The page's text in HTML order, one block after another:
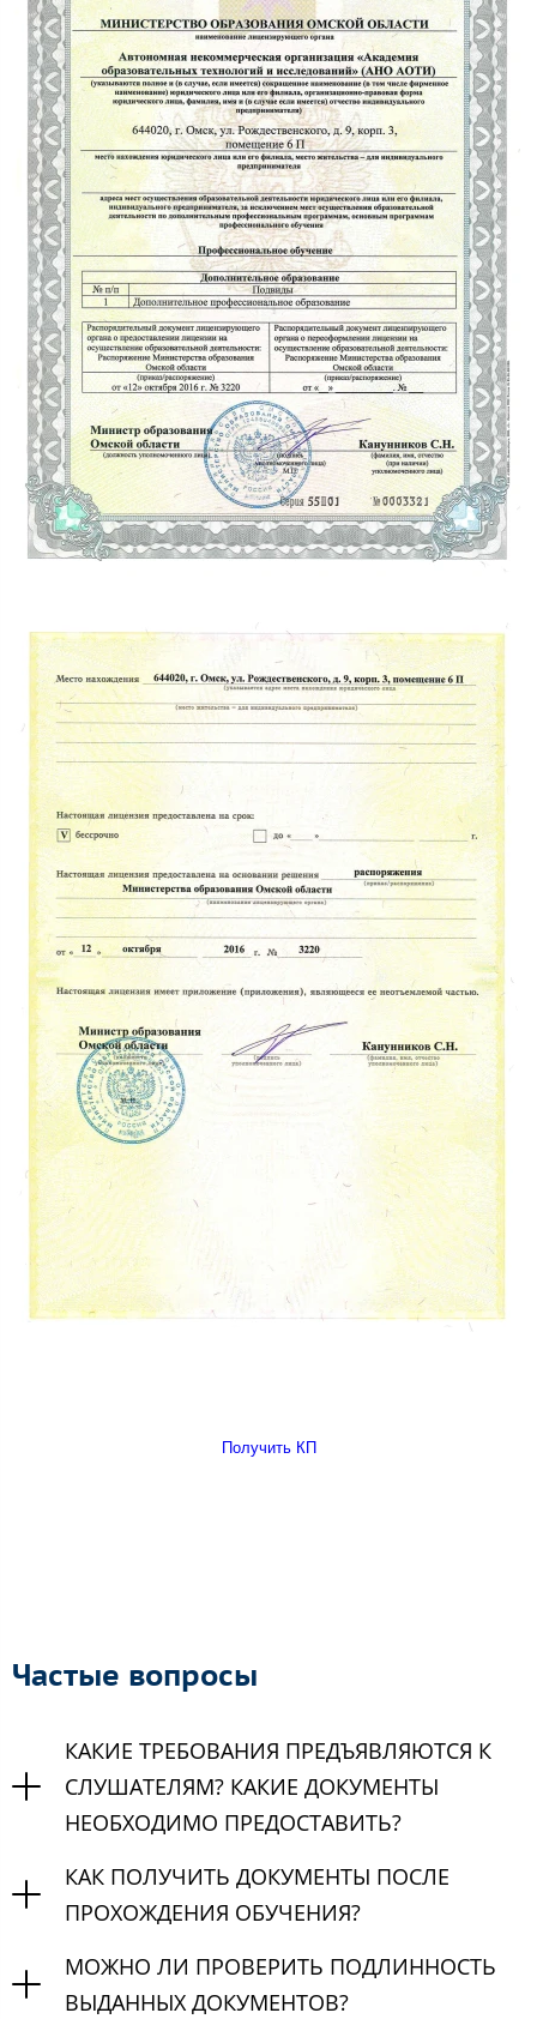
Получить КП
Частые вопросы
КАКИЕ ТРЕБОВАНИЯ ПРЕДЪЯВЛЯЮТСЯ К
СЛУШАТЕЛЯМ? КАКИЕ ДОКУМЕНТЫ
НЕОБХОДИМО ПРЕДОСТАВИТЬ?
КАК ПОЛУЧИТЬ ДОКУМЕНТЫ ПОСЛЕ
ПРОХОЖДЕНИЯ ОБУЧЕНИЯ?
МОЖНО ЛИ ПРОВЕРИТЬ ПОДЛИННОСТЬ
ВЫДАННЫХ ДОКУМЕНТОВ?